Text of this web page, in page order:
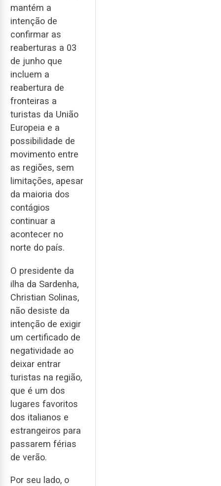
mantém a
intenção de
confirmar as
reaberturas a 03
de junho que
incluem a
reabertura de
fronteiras a
turistas da União
Europeia e a
possibilidade de
movimento entre
as regiões, sem
limitações, apesar
da maioria dos
contágios
continuar a
acontecer no
norte do país.
O presidente da
ilha da Sardenha,
Christian Solinas,
não desiste da
intenção de exigir
um certificado de
negatividade ao
deixar entrar
turistas na região,
que é um dos
lugares favoritos
dos italianos e
estrangeiros para
passarem férias
de verão.
Por seu lado, o